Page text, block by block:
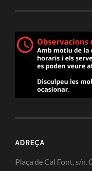
ADREÇA
Plaça de Cal Font, s/n.